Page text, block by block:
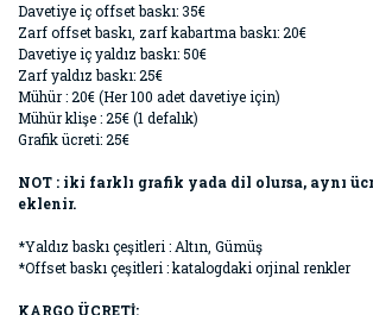
Davetiye iç offset baskı: 35€
Zarf offset baskı, zarf kabartma baskı: 20€
Davetiye iç yaldız baskı: 50€
Zarf yaldız baskı: 25€
Mühür : 20€ (Her 100 adet davetiye için)
Mühür klişe : 25€ (1 defalık)
Grafik ücreti: 25€
NOT : iki farklı grafik yada dil olursa, aynı
eklenir.
*Yaldız baskı çeşitleri : Altın, Gümüş
*Offset baskı çeşitleri : katalogdaki orjinal renkler
KARGO ÜCRETİ: